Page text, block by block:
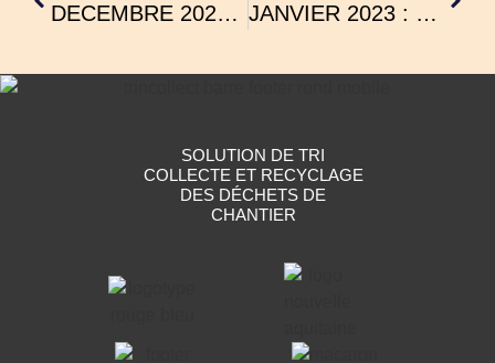
DECEMBRE 2022 : LE MÉTIER DE CHAUFFEUR-COLLECTEUR JANVIER 2023 : RÉTROSPECTIVE 2022
SOLUTION DE TRI
COLLECTE ET RECYCLAGE
DES DÉCHETS DE
CHANTIER